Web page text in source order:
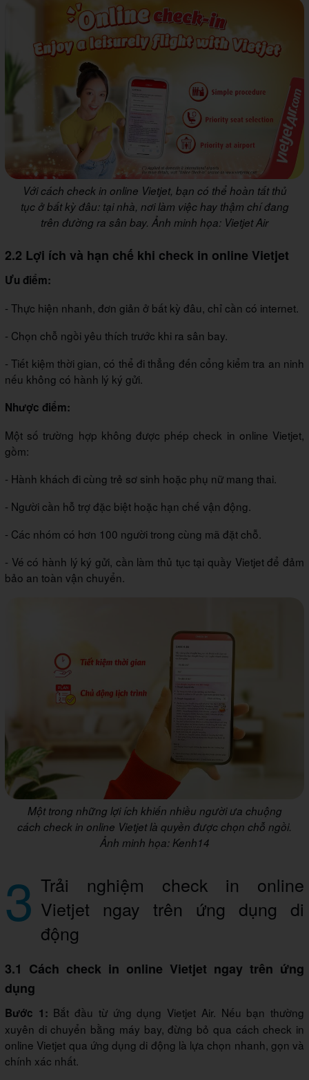
Với cách check in online Vietjet, bạn có thể hoàn tất thủ
tục ở bất kỳ đâu: tại nhà, nơi làm việc hay thậm chí đang
trên đường ra sân bay. Ảnh minh họa: Vietjet Air
2.2 Lợi ích và hạn chế khi check in online Vietjet
Ưu điểm:
- Thực hiện nhanh, đơn giản ở bất kỳ đâu, chỉ cần có internet.
- Chọn chỗ ngồi yêu thích trước khi ra sân bay.
- Tiết kiệm thời gian, có thể đi thẳng đến cổng kiểm tra an ninh
nếu không có hành lý ký gửi.
Nhược điểm:
Một số trường hợp không được phép check in online Vietjet,
gồm:
- Hành khách đi cùng trẻ sơ sinh hoặc phụ nữ mang thai.
- Người cần hỗ trợ đặc biệt hoặc hạn chế vận động.
- Các nhóm có hơn 100 người trong cùng mã đặt chỗ.
- Vé có hành lý ký gửi, cần làm thủ tục tại quầy Vietjet để đảm
bảo an toàn vận chuyển.
Một trong những lợi ích khiến nhiều người ưa chuộng
cách check in online Vietjet là quyền được chọn chỗ ngồi.
Ảnh minh họa: Kenh14
3 Trải nghiệm check in online
Vietjet ngay trên ứng dụng di
động
3.1 Cách check in online Vietjet ngay trên ứng
dụng
Bước 1: Bắt đầu từ ứng dụng Vietjet Air. Nếu bạn thường
xuyên di chuyển bằng máy bay, đừng bỏ qua cách check in
online Vietjet qua ứng dụng di động là lựa chọn nhanh, gọn và
chính xác nhất.